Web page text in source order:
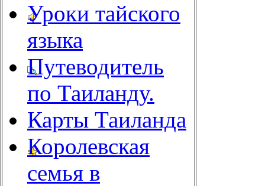
Уроки тайского
языка
Путеводитель
по Таиланду.
Карты Таиланда
Королевская
семья в